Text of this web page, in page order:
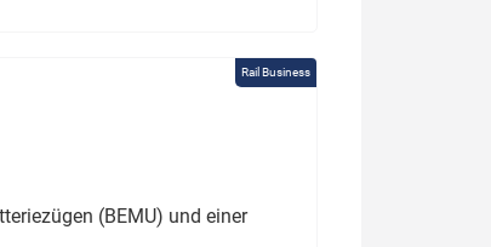
Rail Business
(BEMU) und einer